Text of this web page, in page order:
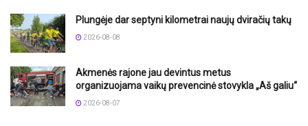
Plungėje dar septyni kilometrai naujų dviračių takų
2026-08-08
Akmenės rajone jau devintus metus
organizuojama vaikų prevencinė stovykla „Aš galiu“
2026-08-07